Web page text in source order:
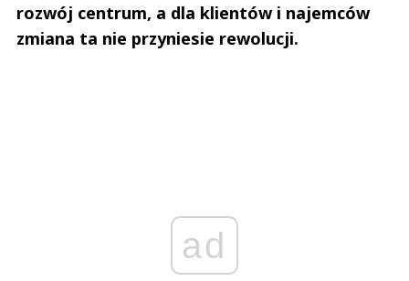
rozwój centrum, a dla klientów i najemców
zmiana ta nie przyniesie rewolucji.
ad